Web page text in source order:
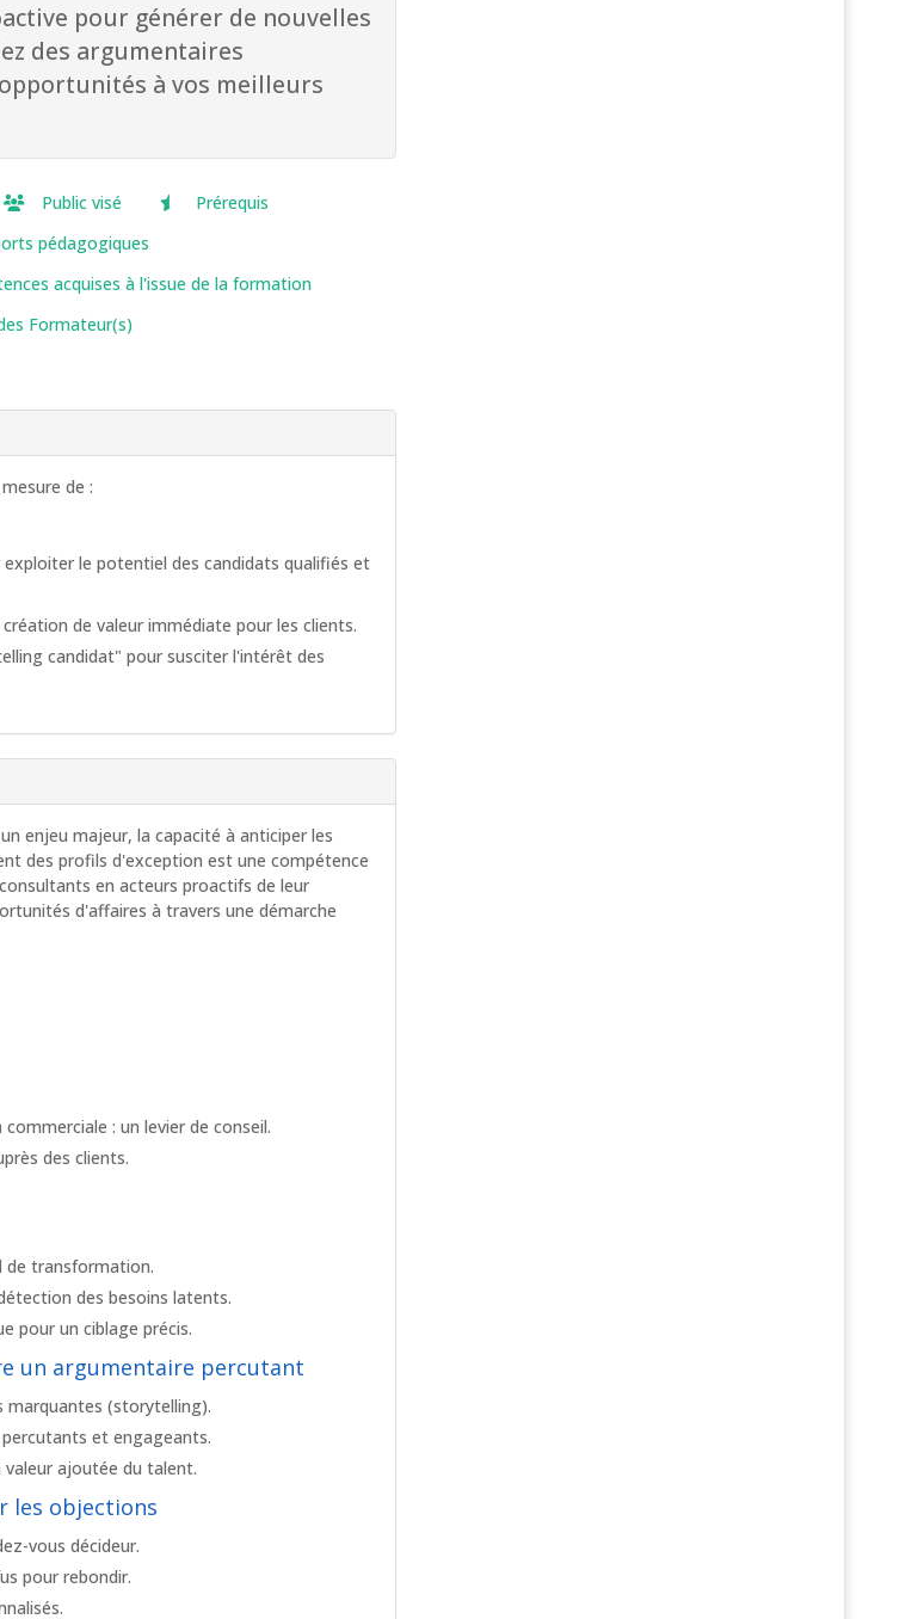
pour générer de nouvelles
des argumentaires
à vos meilleurs
Public visé
Prérequis
pédagogiques
acquises à l'issue de la formation
Formateur(s)
de :
le potentiel des candidats qualifiés et
de valeur immédiate pour les clients.
candidat" pour susciter l'intérêt des
enjeu majeur, la capacité à anticiper les
des profils d'exception est une compétence
en acteurs proactifs de leur
d'affaires à travers une démarche
: un levier de conseil.
des clients.
transformation.
des besoins latents.
pour un ciblage précis.
un argumentaire percutant
marquantes (storytelling).
et engageants.
ajoutée du talent.
les objections
vous décideur.
pour rebondir.